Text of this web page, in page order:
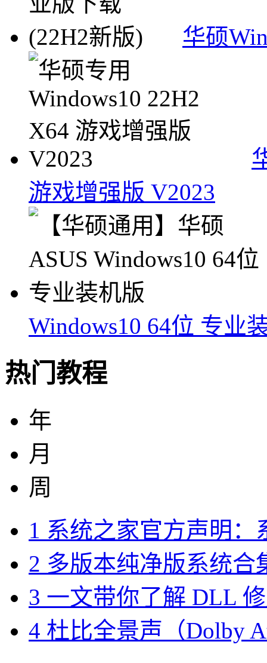
华硕
游戏增强版 V2023
Windows10 64位 专业
热门教程
年
月
周
1 系统之家官方声明：
2 多版本纯净版系统合
3 一文带你了解 DLL
4 杜比全景声（Dolby